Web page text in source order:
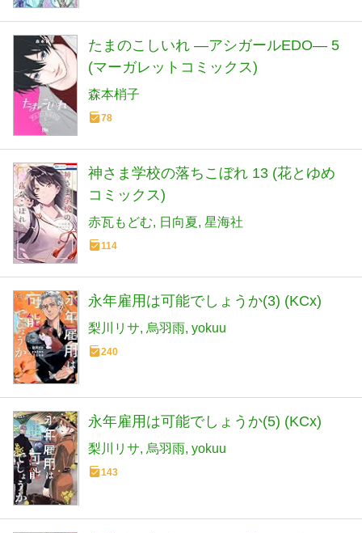
たまのこしいれ ―アシガールEDO― 5
(マーガレットコミックス)
森本梢子
78
神さま学校の落ちこぼれ 13 (花とゆめ
コミックス)
赤瓦もどむ 日向夏 星海社
114
永年雇用は可能でしょうか(3) (KCx)
梨川リサ 烏羽雨 yokuu
240
永年雇用は可能でしょうか(5) (KCx)
梨川リサ 烏羽雨 yokuu
143